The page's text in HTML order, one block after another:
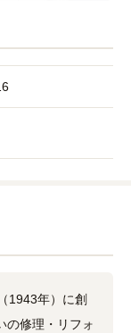
1943年）に創
の修理・リフォ